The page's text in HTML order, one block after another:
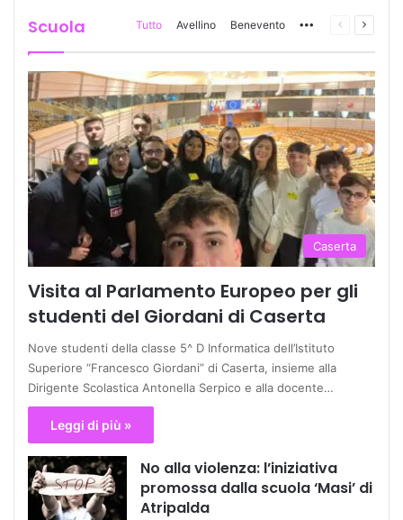
Scuola Tutto Avellino Benevento More Pagina
Caserta
Visita al Parlamento Europeo per gli
studenti del Giordani di Caserta
Nove studenti della classe 5^ D Informatica dell’Istituto
Superiore “Francesco Giordani” di Caserta, insieme alla
Dirigente Scolastica Antonella Serpico e alla docente…
Leggi di più »
No alla violenza: l’iniziativa
promossa dalla scuola ‘Masi’ di
Atripalda